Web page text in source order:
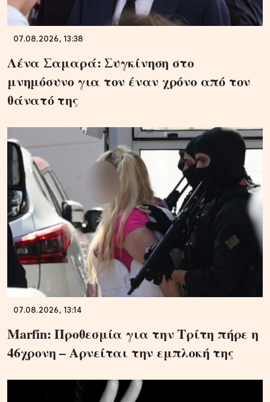
07.08.2026, 13:38
Λένα Σαμαρά: Συγκίνηση στο
μνημόσυνο για τον έναν χρόνο από τον
θάνατό της
07.08.2026, 13:14
Marfin: Προθεσμία για την Τρίτη πήρε η
46χρονη – Aρνείται την εμπλοκή της